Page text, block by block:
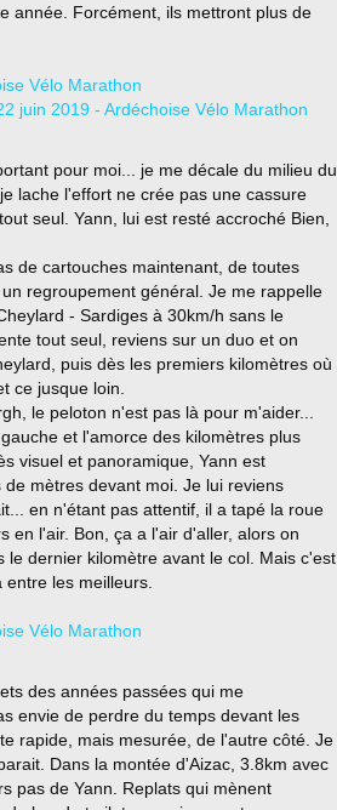
année. Forcément, ils mettront plus de
pour moi... je me décale du milieu du
lache l'effort ne crée pas une cassure
seul. Yann, lui est resté accroché Bien,
de cartouches maintenant, de toutes
regroupement général. Je me rappelle
- Sardiges à 30km/h sans le
tout seul, reviens sur un duo et on
puis dès les premiers kilomètres où
ce jusque loin.
le peloton n'est pas là pour m'aider...
et l'amorce des kilomètres plus
visuel et panoramique, Yann est
mètres devant moi. Je lui reviens
en n'étant pas attentif, il a tapé la roue
en l'air. Bon, ça a l'air d'aller, alors on
dernier kilomètre avant le col. Mais c'est
les meilleurs.
des années passées qui me
envie de perdre du temps devant les
rapide, mais mesurée, de l'autre côté. Je
Dans la montée d'Aizac, 3.8km avec
pas de Yann. Replats qui mènent